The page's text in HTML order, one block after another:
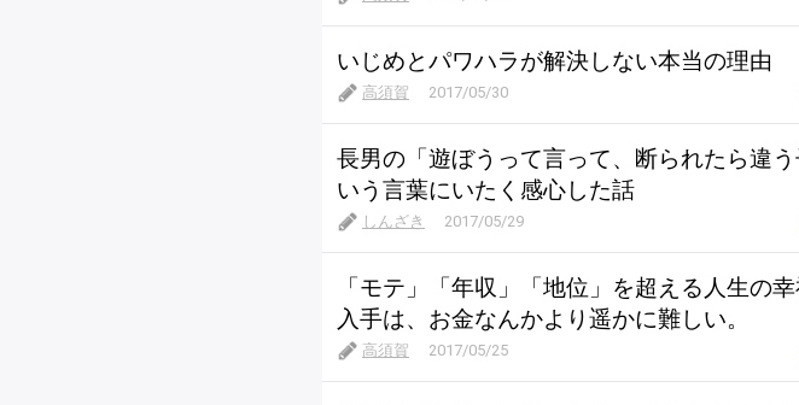
いじめとパワハラが解決しない本当の理由
高須賀 2017/05/30
長男の「遊ぼうって言って、断られたら違
いう言葉にいたく感心した話
しんざき 2017/05/29
「モテ」「年収」「地位」を超える人生の
入手は、お金なんかより遥かに難しい。
高須賀 2017/05/25